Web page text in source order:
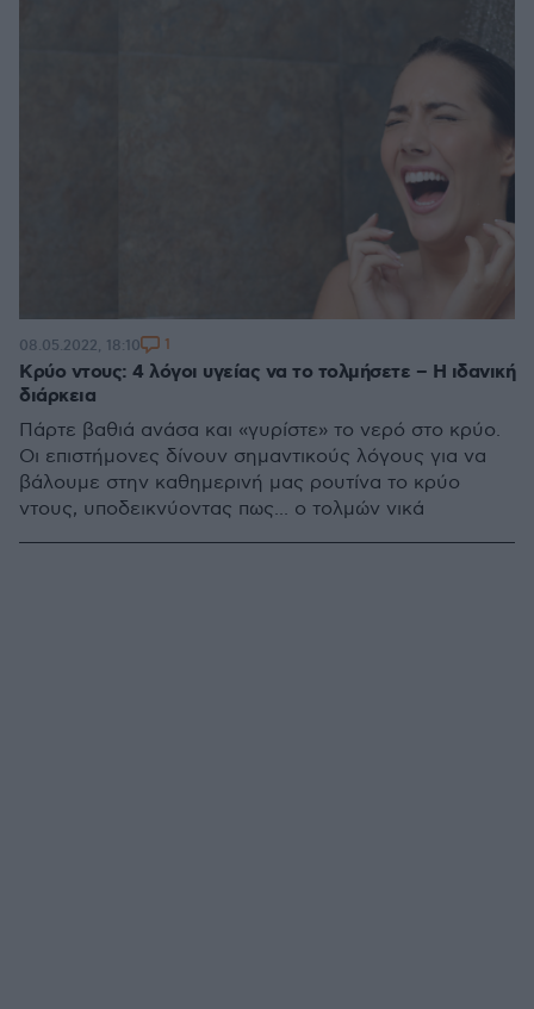
Κρύο ντους: 4 λόγοι υγείας να το τολμήσετε – Η ιδανική
διάρκεια
Πάρτε βαθιά ανάσα και «γυρίστε» το νερό στο κρύο.
Οι επιστήμονες δίνουν σημαντικούς λόγους για να
βάλουμε στην καθημερινή μας ρουτίνα το κρύο
ντους, υποδεικνύοντας πως... ο τολμών νικά
08.05.2022, 18:10 1